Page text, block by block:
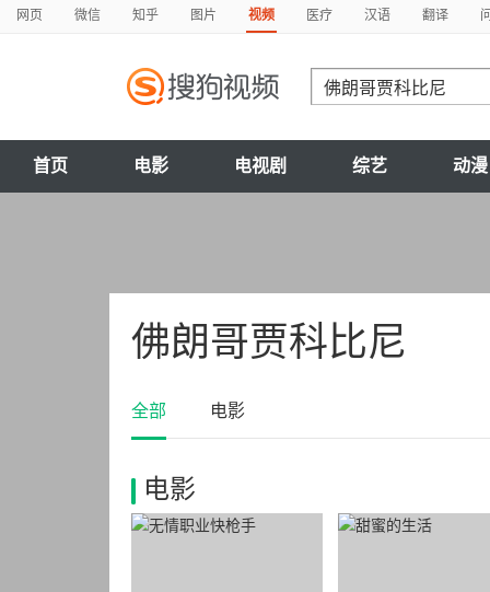
网页 微信 知乎 图片 视频 医疗 汉语 翻译
首页 电影 电视剧 综艺 动漫
佛朗哥贾科比尼
全部 电影
电影